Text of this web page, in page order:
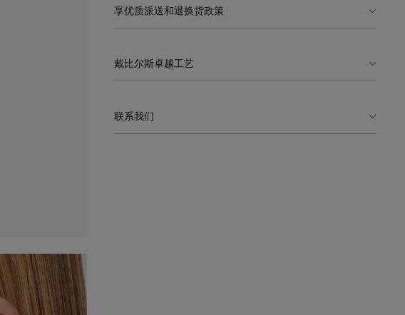
享优质派送和退换货政策
戴比尔斯卓越工艺
联系我们